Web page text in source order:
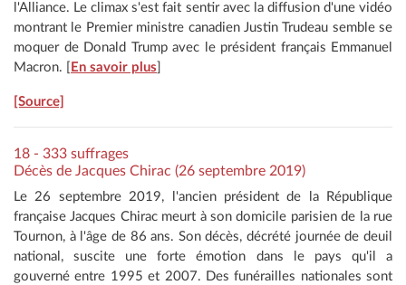
l'Alliance. Le climax s'est fait sentir avec la diffusion d'une vidéo
montrant le Premier ministre canadien Justin Trudeau semble se
moquer de Donald Trump avec le président français Emmanuel
Macron. [
En savoir plus
[Source]
18 - 333 suffrages
Décès de Jacques Chirac (26 septembre 2019)
Le 26 septembre 2019, l'ancien président de la République
française Jacques Chirac meurt à son domicile parisien de la rue
Tournon, à l'âge de 86 ans. Son décès, décrété journée de deuil
national, suscite une forte émotion dans le pays qu'il a
gouverné entre 1995 et 2007. Des funérailles nationales sont